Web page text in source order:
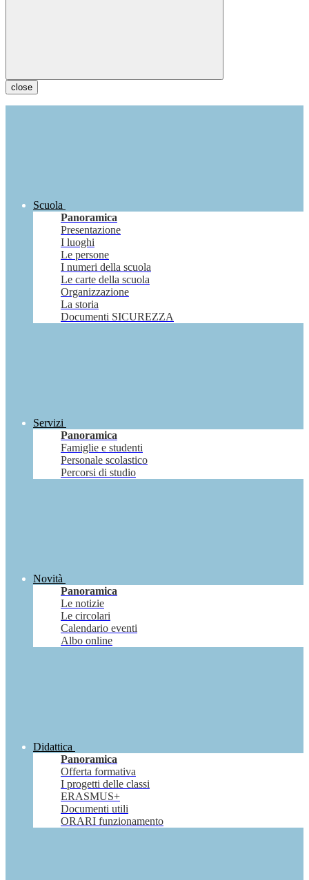
close
Scuola
Panoramica
Presentazione
I luoghi
Le persone
I numeri della scuola
Le carte della scuola
Organizzazione
La storia
Documenti SICUREZZA
Servizi
Panoramica
Famiglie e studenti
Personale scolastico
Percorsi di studio
Novità
Panoramica
Le notizie
Le circolari
Calendario eventi
Albo online
Didattica
Panoramica
Offerta formativa
I progetti delle classi
ERASMUS+
Documenti utili
ORARI funzionamento